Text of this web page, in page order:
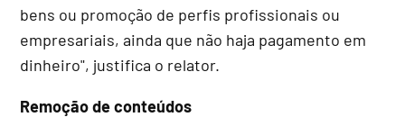
bens ou promoção de perfis profissionais ou
empresariais, ainda que não haja pagamento em
dinheiro", justifica o relator.
Remoção de conteúdos